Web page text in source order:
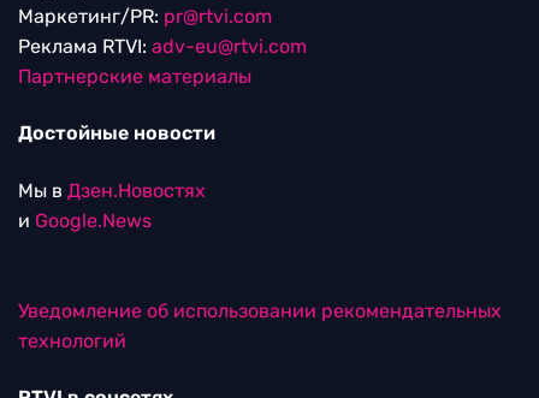
Маркетинг/PR: pr@rtvi.com
Реклама RTVI: adv-eu@rtvi.com
Партнерские материалы
Достойные новости
Мы в Дзен.Новостях
и Google.News
Уведомление об использовании рекомендательных
технологий